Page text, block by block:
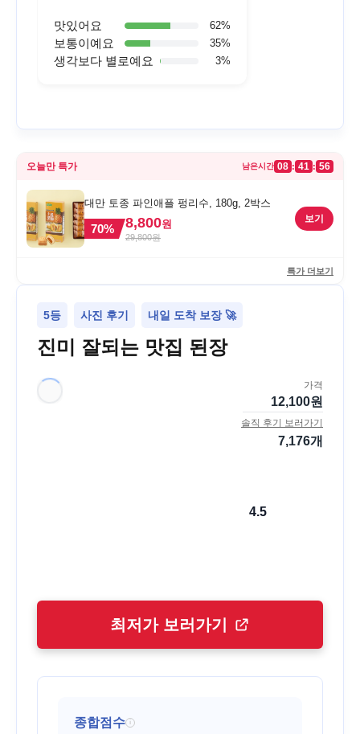
맛있어요 62%
보통이예요 35%
생각보다 별로예요 3%
오늘만 특가 남은시간 08 : 41 : 56
대만 토종 파인애플 펑리수, 180g, 2박스
70% 8,800원
29,800원
보기
특가 더보기
5등 사진 후기 내일 도착 보장 🚀
진미 잘되는 맛집 된장
가격
12,100원
솔직 후기 보러가기
7,176개
4.5
최저가 보러가기
종합점수 i